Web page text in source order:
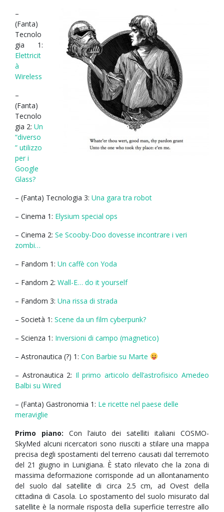
–
(Fanta)
Tecnolo
gia 1:
Elettricit
à
Wireless
–
(Fanta)
Tecnolo
gia 2: Un
“diverso
” utilizzo
per i
Google
Glass?
– (Fanta) Tecnologia 3: Una gara tra robot
– Cinema 1: Elysium special ops
– Cinema 2: Se Scooby-Doo dovesse incontrare i veri
zombi…
– Fandom 1: Un caffè con Yoda
– Fandom 2: Wall-E… do it yourself
– Fandom 3: Una rissa di strada
– Società 1: Scene da un film cyberpunk?
– Scienza 1: Inversioni di campo (magnetico)
– Astronautica (?) 1: Con Barbie su Marte
– Astronautica 2: Il primo articolo dell’astrofisico Amedeo
Balbi su Wired
– (Fanta) Gastronomia 1: Le ricette nel paese delle
meraviglie
Primo piano: Con l’aiuto dei satelliti italiani COSMO-
SkyMed alcuni ricercatori sono riusciti a stilare una mappa
precisa degli spostamenti del terreno causati dal terremoto
del 21 giugno in Lunigiana. È stato rilevato che la zona di
massima deformazione corrisponde ad un allontanamento
del suolo dal satellite di circa 2.5 cm, ad Ovest della
cittadina di Casola. Lo spostamento del suolo misurato dal
satellite è la normale risposta della superficie terrestre allo